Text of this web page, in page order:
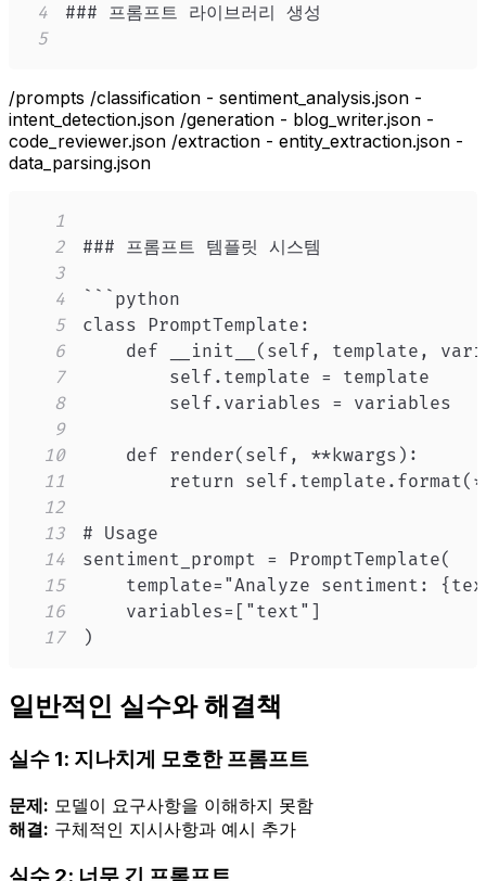
4
5
/prompts /classification - sentiment_analysis.json -
intent_detection.json /generation - blog_writer.json -
code_reviewer.json /extraction - entity_extraction.json -
data_parsing.json
1
2
3
4
5
6
7
8
9
10
11
12
13
14
15
16
17
)
일반적인 실수와 해결책
실수 1: 지나치게 모호한 프롬프트
문제: 모델이 요구사항을 이해하지 못함
해결: 구체적인 지시사항과 예시 추가
실수 2: 너무 긴 프롬프트